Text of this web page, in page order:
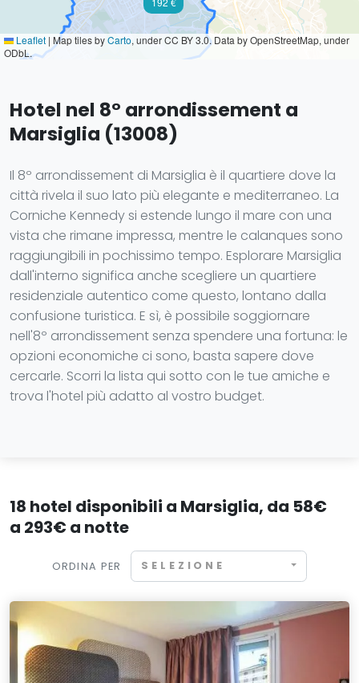
Leaflet | Map tiles byCarto, under CC BY 3.0. Data by OpenStreetMap, under
ODbL.
Hotel nel 8° arrondissement a
Marsiglia (13008)
Il 8º arrondissement di Marsiglia è il quartiere dove la
città rivela il suo lato più elegante e mediterraneo. La
Corniche Kennedy si estende lungo il mare con una
vista che rimane impressa, mentre le calanques sono
raggiungibili in pochissimo tempo. Esplorare Marsiglia
dall'interno significa anche scegliere un quartiere
residenziale autentico come questo, lontano dalla
confusione turistica. E sì, è possibile soggiornare
nell'8º arrondissement senza spendere una fortuna: le
opzioni economiche ci sono, basta sapere dove
cercarle. Scorri la lista qui sotto con le tue amiche e
trova l'hotel più adatto al vostro budget.
18 hotel disponibili a Marsiglia, da 58€
a 293€ a notte
ORDINA PER SELEZIONE